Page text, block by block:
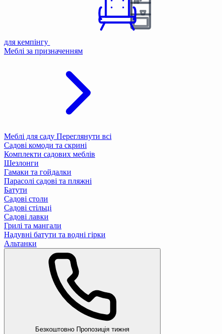
для кемпінгу
Меблі за призначенням
Меблі для саду Переглянути всі
Садові комоди та скрині
Комплекти садових меблів
Шезлонги
Гамаки та гойдалки
Парасолі садові та пляжні
Батути
Садові столи
Садові стільці
Садові лавки
Грилі та мангали
Надувні батути та водні гірки
Альтанки
Безкоштовно Пропозиція тижня